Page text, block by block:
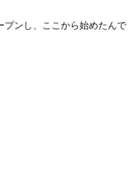
プンし、ここから始めたんで